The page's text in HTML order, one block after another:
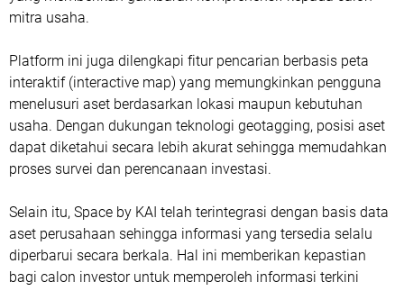
mitra usaha.
Platform ini juga dilengkapi fitur pencarian berbasis peta
interaktif (interactive map) yang memungkinkan pengguna
menelusuri aset berdasarkan lokasi maupun kebutuhan
usaha. Dengan dukungan teknologi geotagging, posisi aset
dapat diketahui secara lebih akurat sehingga memudahkan
proses survei dan perencanaan investasi.
Selain itu, Space by KAI telah terintegrasi dengan basis data
aset perusahaan sehingga informasi yang tersedia selalu
diperbarui secara berkala. Hal ini memberikan kepastian
bagi calon investor untuk memperoleh informasi terkini